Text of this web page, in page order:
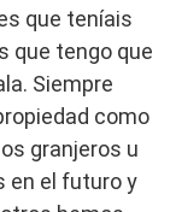
que teníais
que tengo que
Siempre
como
granjeros u
en el futuro y